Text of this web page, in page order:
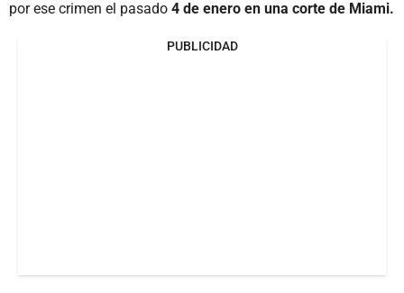
por ese crimen el pasado 4 de enero en una corte de Miami.
PUBLICIDAD